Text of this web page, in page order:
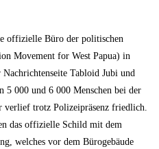
offizielle Büro der politischen
Movement for West Papua) in
Tabloid Jubi und
5 000 und 6 000 Menschen bei der
trotz Polizeipräsenz friedlich.
das offizielle Schild mit dem
welches vor dem Bürogebäude